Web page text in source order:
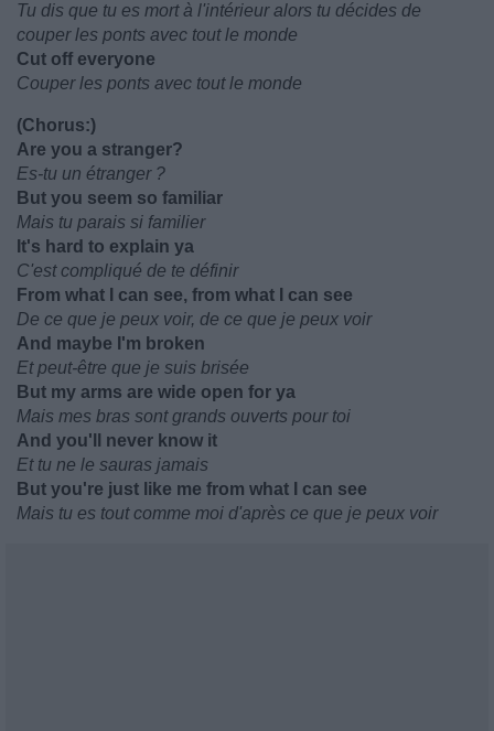
Tu dis que tu es mort à l'intérieur alors tu décides de
couper les ponts avec tout le monde
Cut off everyone
Couper les ponts avec tout le monde
(Chorus:)
Are you a stranger?
Es-tu un étranger ?
But you seem so familiar
Mais tu parais si familier
It's hard to explain ya
C'est compliqué de te définir
From what I can see, from what I can see
De ce que je peux voir, de ce que je peux voir
And maybe I'm broken
Et peut-être que je suis brisée
But my arms are wide open for ya
Mais mes bras sont grands ouverts pour toi
And you'll never know it
Et tu ne le sauras jamais
But you're just like me from what I can see
Mais tu es tout comme moi d'après ce que je peux voir